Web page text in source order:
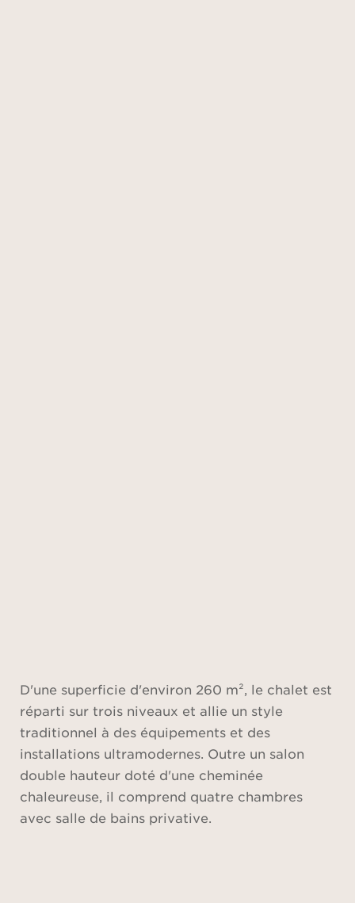
D'une superficie d'environ 260 m², le chalet est
réparti sur trois niveaux et allie un style
traditionnel à des équipements et des
installations ultramodernes. Outre un salon
double hauteur doté d'une cheminée
chaleureuse, il comprend quatre chambres
avec salle de bains privative.